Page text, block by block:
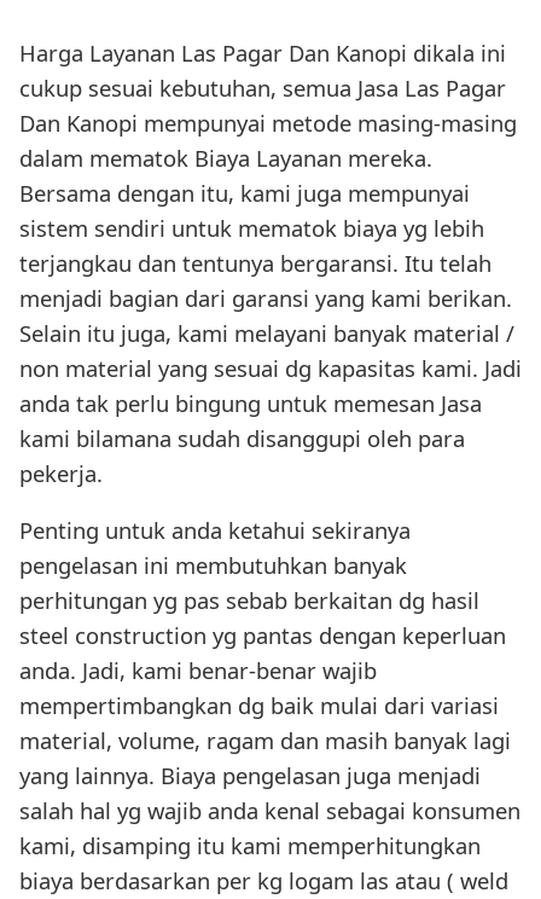
Harga Layanan Las Pagar Dan Kanopi dikala ini
cukup sesuai kebutuhan, semua Jasa Las Pagar
Dan Kanopi mempunyai metode masing-masing
dalam mematok Biaya Layanan mereka.
Bersama dengan itu, kami juga mempunyai
sistem sendiri untuk mematok biaya yg lebih
terjangkau dan tentunya bergaransi. Itu telah
menjadi bagian dari garansi yang kami berikan.
Selain itu juga, kami melayani banyak material /
non material yang sesuai dg kapasitas kami. Jadi
anda tak perlu bingung untuk memesan Jasa
kami bilamana sudah disanggupi oleh para
pekerja.
Penting untuk anda ketahui sekiranya
pengelasan ini membutuhkan banyak
perhitungan yg pas sebab berkaitan dg hasil
steel construction yg pantas dengan keperluan
anda. Jadi, kami benar-benar wajib
mempertimbangkan dg baik mulai dari variasi
material, volume, ragam dan masih banyak lagi
yang lainnya. Biaya pengelasan juga menjadi
salah hal yg wajib anda kenal sebagai konsumen
kami, disamping itu kami memperhitungkan
biaya berdasarkan per kg logam las atau ( weld